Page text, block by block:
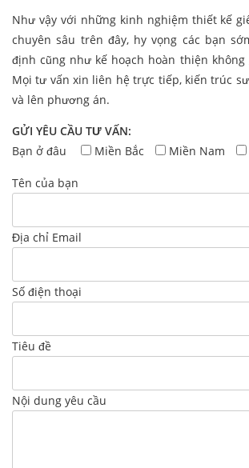
Như vậy với những kinh nghiệm thiết kế
chuyên sâu trên đây, hy vọng các bạn
định cũng như kế hoạch hoàn thiện
Mọi tư vấn xin liên hệ trực tiếp, kiến trúc
và lên phương án.
GỬI YÊU CẦU TƯ VẤN:
Bạn ở đâu
Miền Bắc Miền Nam
Tên của bạn
Địa chỉ Email
Số điện thoại
Tiêu đề
Nội dung yêu cầu